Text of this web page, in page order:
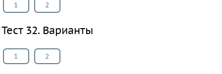
1 2
Тест 32. Варианты
1 2